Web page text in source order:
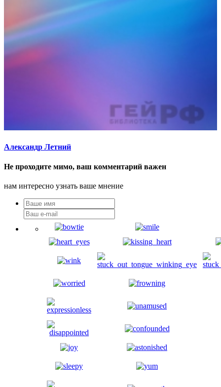
Александр Летний
Не проходите мимо, ваш комментарий важен
нам интересно узнать ваше мнение